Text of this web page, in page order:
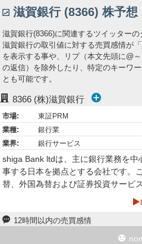
イ
ー
ト
ェ
ア
滋賀銀行 (8366) 株予
滋賀銀行(8366)に関連するツイッターの
滋賀銀行の取引値に対する売買感情が
を表示する事や、リプ（本文先頭に@
の返信）を除外したり、特定のキーワ
とも可能です。
8366 (株)滋賀銀行
市場:
東証PRM
業種:
銀行業
業界:
銀行サービス
shiga Bank ltdは、主に銀行業務を
事する日本を拠点とする会社です。
替、外国為替および証券投資サービ
12時間以内の売買感情